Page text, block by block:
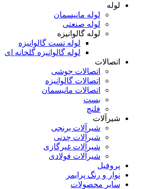
لوله
لوله مانیسمان
لوله صنعتی
لوله گالوانیزه
لوله تست گالوانیزه
لوله گالوانیزه گلخانه ای
اتصالات
اتصالات جوشی
اتصالات گالوانیزه
اتصالات مانیسمان
بست
فلنچ
شیرآلات
شیرآلات برنجی
شیرآلات چدنی
شیرآلات غیرگازی
شیرآلات فولادی
پروفیل
نوار و رنگ پرایمر
سایر محصولات